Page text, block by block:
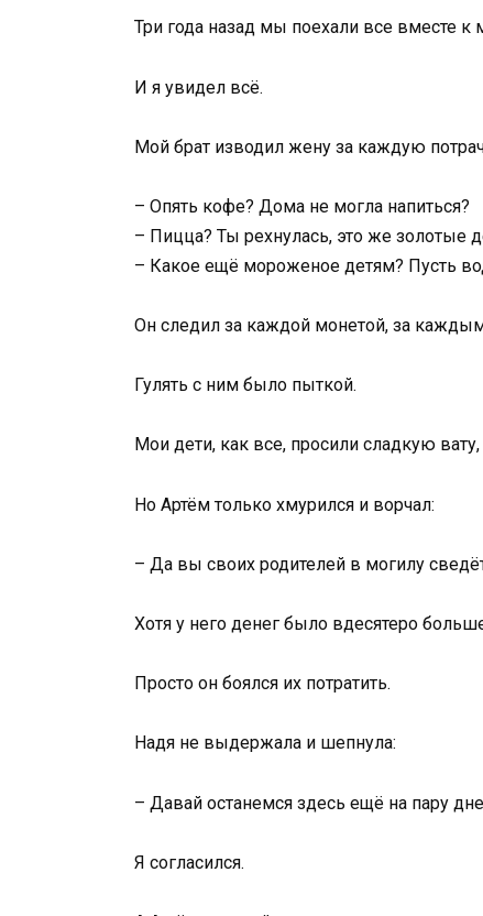
Три года назад мы поехали все вместе к
И я увидел всё.
Мой брат изводил жену за каждую
– Опять кофе? Дома не могла напиться?
– Пицца? Ты рехнулась, это же золотые
– Какое ещё мороженое детям? Пусть
Он следил за каждой монетой, за
Гулять с ним было пыткой.
Мои дети, как все, просили сладкую
Но Артём только хмурился и ворчал:
– Да вы своих родителей в могилу
Хотя у него денег было вдесятеро
Просто он боялся их потратить.
Надя не выдержала и шепнула:
– Давай останемся здесь ещё на пару
Я согласился.